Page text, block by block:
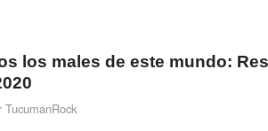
los males de este mundo:
TucumanRock